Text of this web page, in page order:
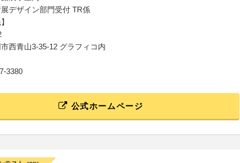
デザイン部門受付 TR係
西青山3-35-12 グラフィコ内
3380
公式ホームページ